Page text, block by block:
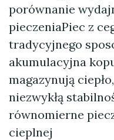
porównanie
pieczeniaPiec z
tradycyjnego
akumulacyjna
magazynują
niezwykłą
równomierne
cieplnej